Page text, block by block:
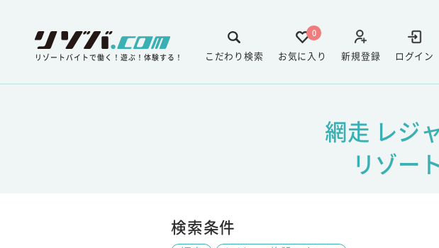
リゾートバイトで働く！遊ぶ！体験する！ ログイン
新規登録
0
お気に入り
こだわり検索
網走 レジ
リゾー
検索条件